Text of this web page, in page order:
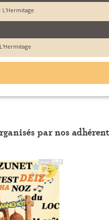
L'Hermitage
L'Hermitage
par nos